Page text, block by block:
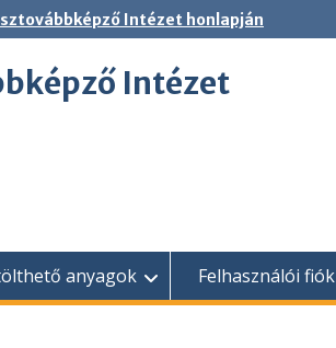
Intézet honlapján
Intézet
anyagok Felhasználói fiók